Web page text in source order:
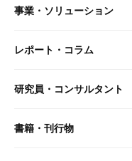
事業・ソリューション
事業・ソリューション
リサーチ
レポート・コラム
レポート・コラム トッ
最新のレポート・コラム
研究員・コンサルタント
研究員・コンサルタン
書籍・刊行物